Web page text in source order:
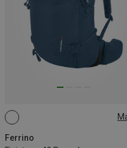
Ferrino
40L